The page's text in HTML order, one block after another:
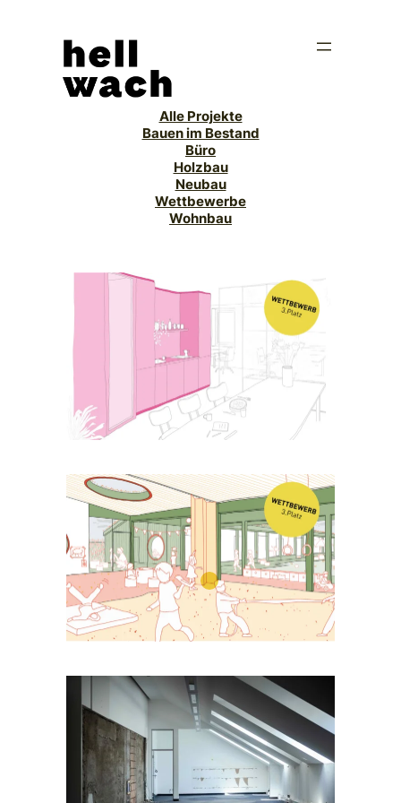
Alle Projekte
Bauen im Bestand
Büro
Holzbau
Neubau
Wettbewerbe
Wohnbau